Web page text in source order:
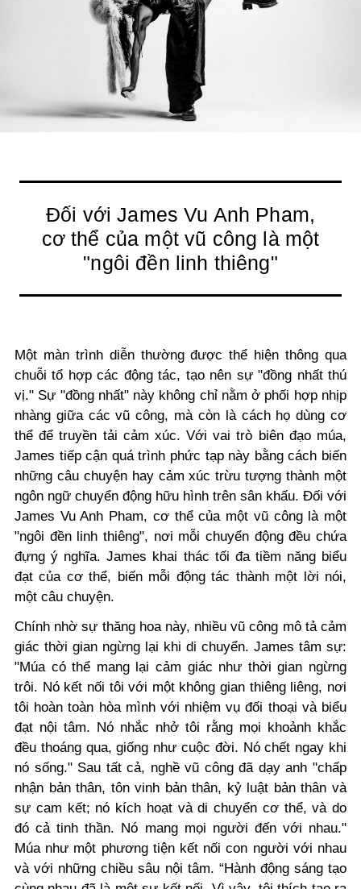
Đối với James Vu Anh Pham,
cơ thể của một vũ công là một
"ngôi đền linh thiêng"
Một màn trình diễn thường được thể hiện thông qua
chuỗi tổ hợp các động tác, tạo nên sự "đồng nhất thú
vị." Sự "đồng nhất" này không chỉ nằm ở phối hợp nhịp
nhàng giữa các vũ công, mà còn là cách họ dùng cơ
thể để truyền tải cảm xúc. Với vai trò biên đạo múa,
James tiếp cận quá trình phức tạp này bằng cách biến
những câu chuyện hay cảm xúc trừu tượng thành một
ngôn ngữ chuyển động hữu hình trên sân khấu. Đối với
James Vu Anh Pham, cơ thể của một vũ công là một
"ngôi đền linh thiêng", nơi mỗi chuyển động đều chứa
đựng ý nghĩa. James khai thác tối đa tiềm năng biểu
đạt của cơ thể, biến mỗi động tác thành một lời nói,
một câu chuyện.
Chính nhờ sự thăng hoa này, nhiều vũ công mô tả cảm
giác thời gian ngừng lại khi di chuyển. James tâm sự:
"Múa có thể mang lại cảm giác như thời gian ngừng
trôi. Nó kết nối tôi với một không gian thiêng liêng, nơi
tôi hoàn toàn hòa mình với nhiệm vụ đối thoại và biểu
đạt nội tâm. Nó nhắc nhở tôi rằng mọi khoảnh khắc
đều thoáng qua, giống như cuộc đời. Nó chết ngay khi
nó sống." Sau tất cả, nghề vũ công đã dạy anh "chấp
nhận bản thân, tôn vinh bản thân, kỷ luật bản thân và
sự cam kết; nó kích hoạt và di chuyển cơ thể, và do
đó cả tinh thần. Nó mang mọi người đến với nhau."
Múa như một phương tiện kết nối con người với nhau
và với những chiều sâu nội tâm. “Hành động sáng tạo